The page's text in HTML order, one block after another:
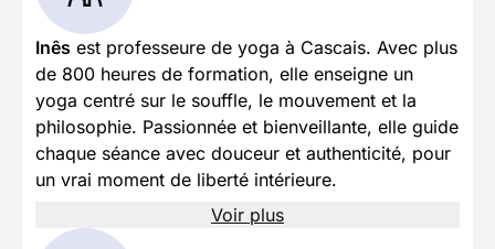
Inês est professeure de yoga à Cascais. Avec plus
de 800 heures de formation, elle enseigne un
yoga centré sur le souffle, le mouvement et la
philosophie. Passionnée et bienveillante, elle guide
chaque séance avec douceur et authenticité, pour
un vrai moment de liberté intérieure.
Voir plus